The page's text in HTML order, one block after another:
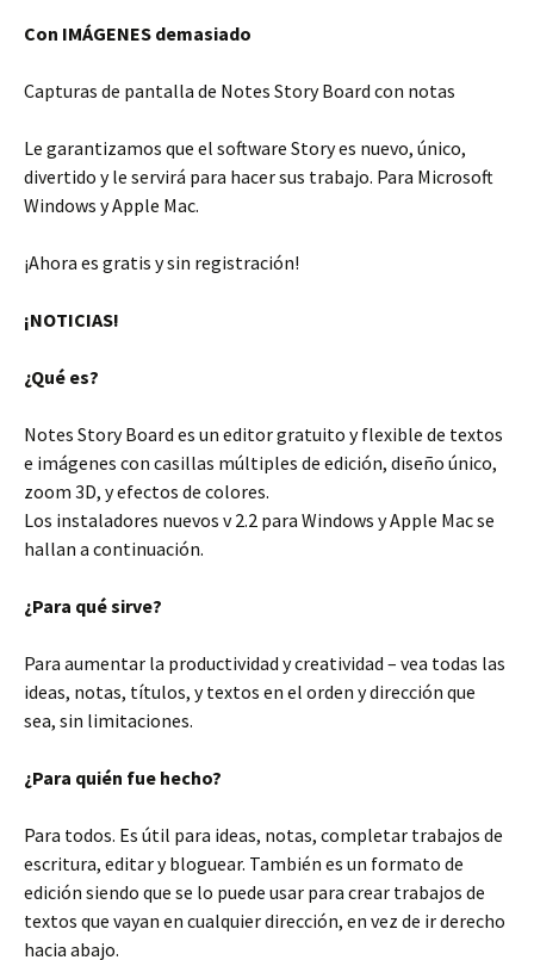
Con IMÁGENES demasiado
Capturas de pantalla de Notes Story Board con notas
Le garantizamos que el software Story es nuevo, único,
divertido y le servirá para hacer sus trabajo. Para Microsoft
Windows y Apple Mac.
¡Ahora es gratis y sin registración!
¡NOTICIAS!
¿Qué es?
Notes Story Board es un editor gratuito y flexible de textos
e imágenes con casillas múltiples de edición, diseño único,
zoom 3D, y efectos de colores.
Los instaladores nuevos v 2.2 para Windows y Apple Mac se
hallan a continuación.
¿Para qué sirve?
Para aumentar la productividad y creatividad – vea todas las
ideas, notas, títulos, y textos en el orden y dirección que
sea, sin limitaciones.
¿Para quién fue hecho?
Para todos. Es útil para ideas, notas, completar trabajos de
escritura, editar y bloguear. También es un formato de
edición siendo que se lo puede usar para crear trabajos de
textos que vayan en cualquier dirección, en vez de ir derecho
hacia abajo.